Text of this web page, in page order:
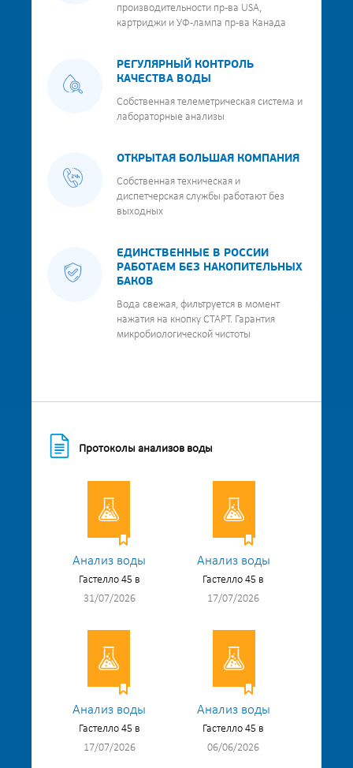
производительности пр-ва USA,
картриджи и УФ-лампа пр-ва Канада
РЕГУЛЯРНЫЙ КОНТРОЛЬ
КАЧЕСТВА ВОДЫ
Собственная телеметрическая система и
лабораторные анализы
ОТКРЫТАЯ БОЛЬШАЯ КОМПАНИЯ
Собственная техническая и
диспетчерская службы работают без
выходных
ЕДИНСТВЕННЫЕ В РОССИИ
РАБОТАЕМ БЕЗ НАКОПИТЕЛЬНЫХ
БАКОВ
Вода свежая, фильтруется в момент
нажатия на кнопку СТАРТ. Гарантия
микробиологической чистоты
Протоколы анализов воды
Анализ воды
Гастелло 45 в
31/07/2026
Анализ воды
Гастелло 45 в
17/07/2026
Анализ воды
Гастелло 45 в
17/07/2026
Анализ воды
Гастелло 45 в
06/06/2026